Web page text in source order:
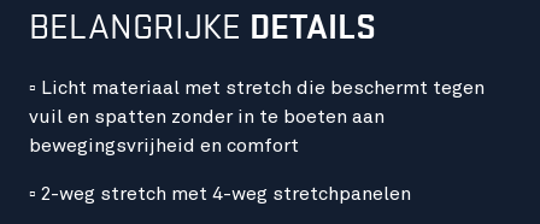
BELANGRIJKE DETAILS
▫ Licht materiaal met stretch die beschermt tegen
vuil en spatten zonder in te boeten aan
bewegingsvrijheid en comfort
▫ 2-weg stretch met 4-weg stretchpanelen